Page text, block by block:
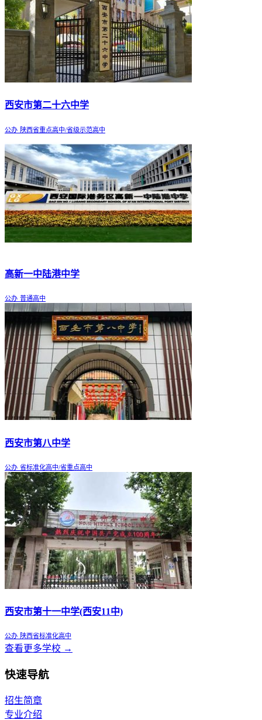
西安市第二十六中学
公办 陕西省重点高中/省级示范高中
高新一中陆港中学
公办 普通高中
西安市第八中学
公办 省标准化高中/省重点高中
西安市第十一中学(西安11中)
公办 陕西省标准化高中
查看更多学校 →
快速导航
招生简章
专业介绍